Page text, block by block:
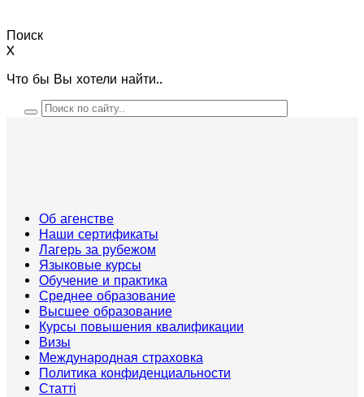
Поиск
X
Что бы Вы хотели найти..
Об агенстве
Наши сертификаты
Лагерь за рубежом
Языковые курсы
Обучение и практика
Среднее образование
Высшее образование
Курсы повышения квалификации
Визы
Международная страховка
Политика конфиденциальности
Статті